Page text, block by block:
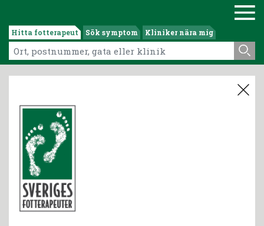
Hitta fotterapeut Sök symptom Kliniker nära mig